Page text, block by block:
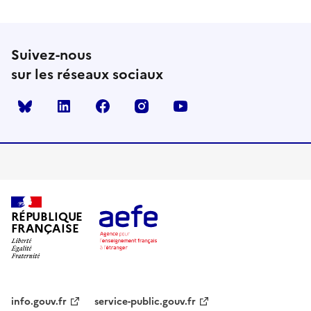
Suivez-nous
sur les réseaux sociaux
Bluesky linkedin facebook instagram
RÉPUBLIQUE
FRANÇAISE
info.gouv.fr service-public.gouv.fr